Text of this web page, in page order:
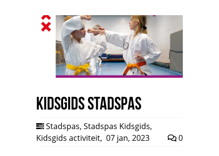
Kidsgids Stadspas
Stadspas, Stadspas Kidsgids,
Kidsgids activiteit, 07 jan, 2023 0